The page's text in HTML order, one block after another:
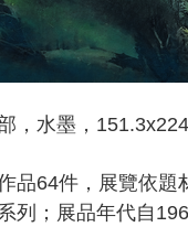
，水墨，
品64件，展覽依題
列；展品年代自